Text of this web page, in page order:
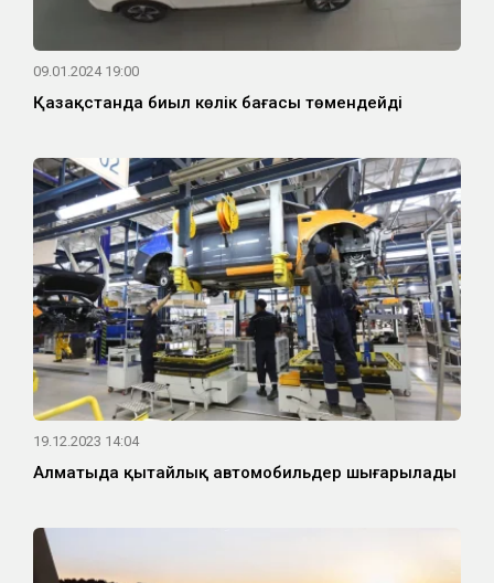
09.01.2024 19:00
Қазақстанда биыл көлік бағасы төмендейді
19.12.2023 14:04
Алматыда қытайлық автомобильдер шығарылады